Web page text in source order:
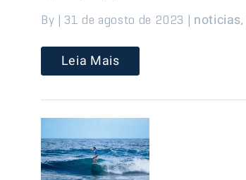
By | 31 de agosto de 2023 | noticias,
Leia Mais